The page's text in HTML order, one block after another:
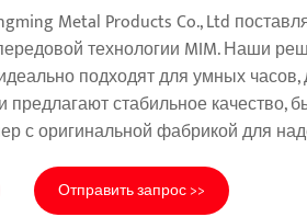
Metal Products Co., Ltd
технологии MIM. Наши
подходят для умных часов,
стабильное качество,
с оригинальной фабрикой для
Отправить запрос >>